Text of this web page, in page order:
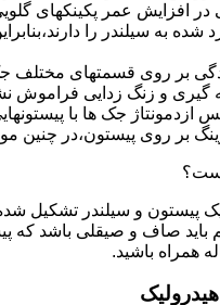
افزایش عمر پکینکهای
شده به سیلندر را
بر روی قسمتهای مختلف
گیری و زنگ زدایی فراموش
ازدمونتاژ جک ها با
بر روی پیستون،در چنین
پیستون و سیلندر
صاف و صیقلی باشد که
همراه باشید.